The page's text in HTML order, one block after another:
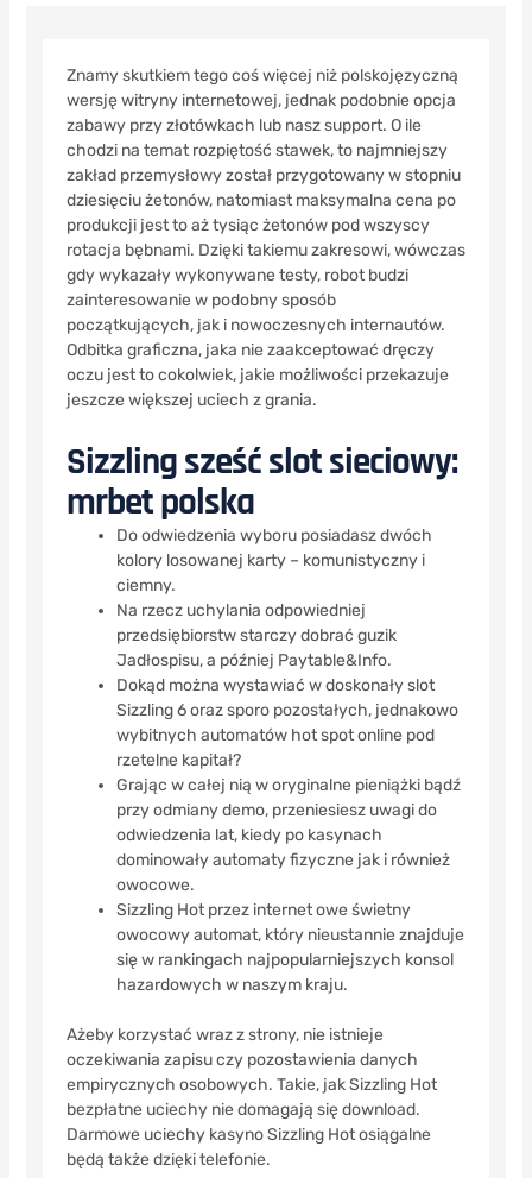
Znamy skutkiem tego coś więcej niż polskojęzyczną
wersję witryny internetowej, jednak podobnie opcja
zabawy przy złotówkach lub nasz support. O ile
chodzi na temat rozpiętość stawek, to najmniejszy
zakład przemysłowy został przygotowany w stopniu
dziesięciu żetonów, natomiast maksymalna cena po
produkcji jest to aż tysiąc żetonów pod wszyscy
rotacja bębnami. Dzięki takiemu zakresowi, wówczas
gdy wykazały wykonywane testy, robot budzi
zainteresowanie w podobny sposób
początkujących, jak i nowoczesnych internautów.
Odbitka graficzna, jaka nie zaakceptować dręczy
oczu jest to cokolwiek, jakie możliwości przekazuje
jeszcze większej uciech z grania.
Sizzling sześć slot sieciowy:
mrbet polska
Do odwiedzenia wyboru posiadasz dwóch
kolory losowanej karty – komunistyczny i
ciemny.
Na rzecz uchylania odpowiedniej
przedsiębiorstw starczy dobrać guzik
Jadłospisu, a później Paytable&Info.
Dokąd można wystawiać w doskonały slot
Sizzling 6 oraz sporo pozostałych, jednakowo
wybitnych automatów hot spot online pod
rzetelne kapitał?
Grając w całej nią w oryginalne pieniążki bądź
przy odmiany demo, przeniesiesz uwagi do
odwiedzenia lat, kiedy po kasynach
dominowały automaty fizyczne jak i również
owocowe.
Sizzling Hot przez internet owe świetny
owocowy automat, który nieustannie znajduje
się w rankingach najpopularniejszych konsol
hazardowych w naszym kraju.
Ażeby korzystać wraz z strony, nie istnieje
oczekiwania zapisu czy pozostawienia danych
empirycznych osobowych. Takie, jak Sizzling Hot
bezpłatne uciechy nie domagają się download.
Darmowe uciechy kasyno Sizzling Hot osiągalne
będą także dzięki telefonie.